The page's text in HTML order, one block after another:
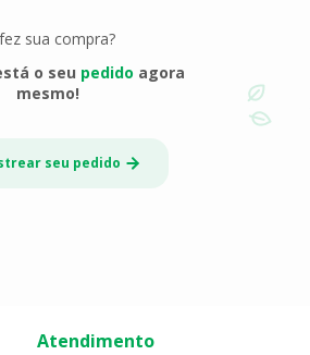
sua compra?
o seu pedido agora
mesmo!
seu pedido
Atendimento